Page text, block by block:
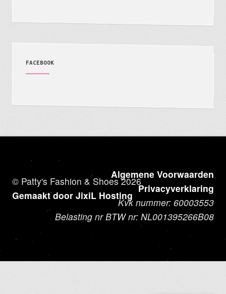
FACEBOOK
© Patty's Fashion & Shoes 2026
Gemaakt door JixiL Hosting
Algemene Voorwaarden
Privacyverklaring
Kvk nummer: 60003553
Belasting nr BTW nr: NL001395266B08